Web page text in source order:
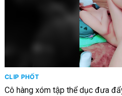
CLIP PHỐT
Cô hàng xóm tập thể dục đưa